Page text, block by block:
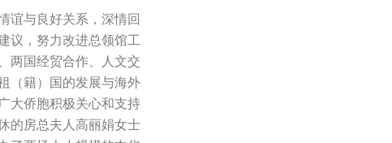
谊与良好关系，深情回
议，努力改进总领馆工
两国经贸合作、人文交
（籍）国的发展与海外
大侨胞积极关心和支持
的房总夫人高丽娟女士